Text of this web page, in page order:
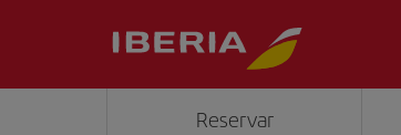
Reservar